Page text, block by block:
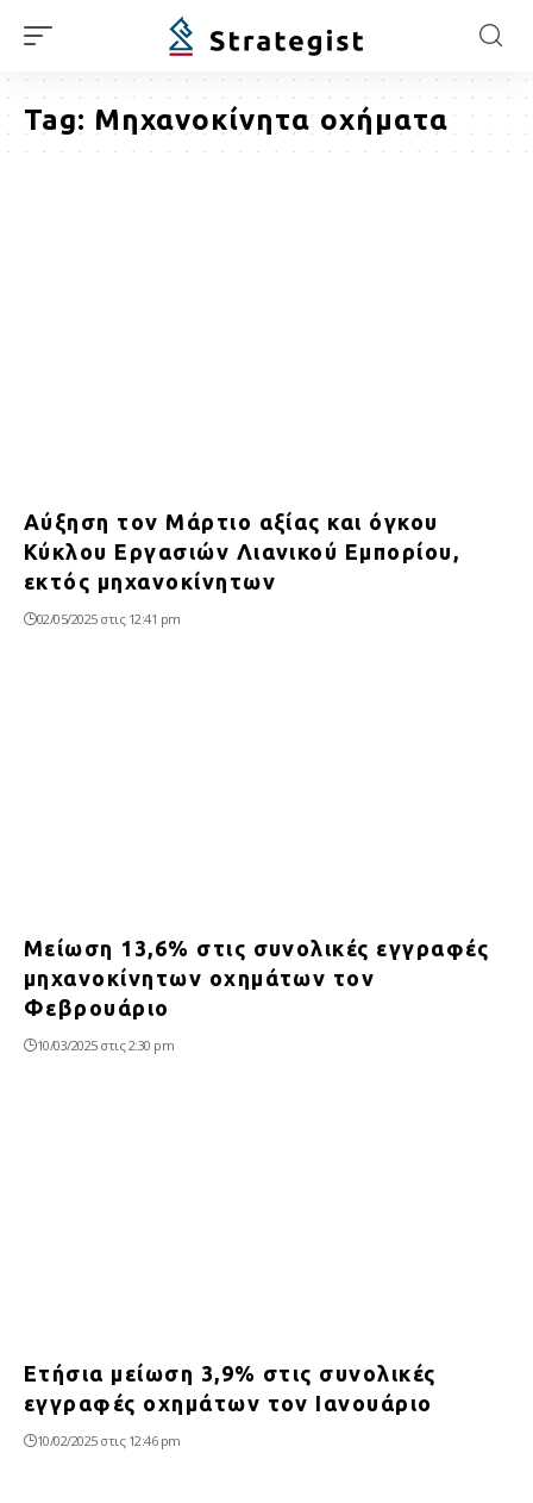
Tag: Μηχανοκίνητα οχήματα
Αύξηση τον Μάρτιο αξίας και όγκου
Κύκλου Εργασιών Λιανικού Εμπορίου,
εκτός μηχανοκίνητων
02/05/2025 στις 12:41 pm
Μείωση 13,6% στις συνολικές εγγραφές
μηχανοκίνητων οχημάτων τον
Φεβρουάριο
10/03/2025 στις 2:30 pm
Ετήσια μείωση 3,9% στις συνολικές
εγγραφές οχημάτων τον Ιανουάριο
10/02/2025 στις 12:46 pm